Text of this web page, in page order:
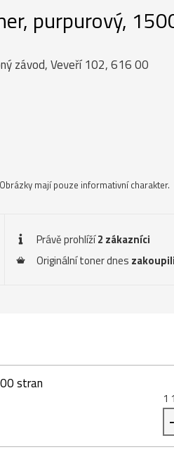
purpurový,
závod, Veveří 102, 616 00
mají pouze informativní charakter.
Právě prohlíží2 zákazníci
Originální toner dnes
stran
1
-